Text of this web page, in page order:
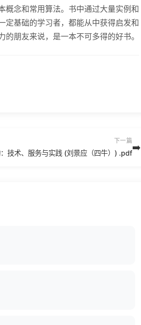
概念和常用算法。书中通过大量实例和
定基础的学习者，都能从中获得启发和
朋友来说，是一本不可多得的好书。
下一篇
技术、服务与实践 (刘景应（四牛）) .pdf➡️